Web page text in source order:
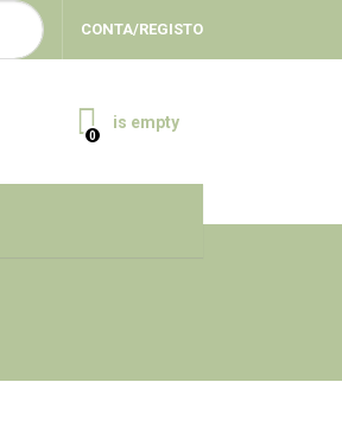
CONTA/REGISTO
0
is empty